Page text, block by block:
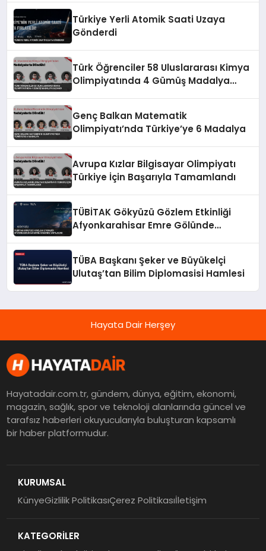
Türkiye Yerli Atomik Saati Uzaya
Gönderdi
Türk Öğrenciler 58 Uluslararası Kimya
Olimpiyatında 4 Gümüş Madalya
Genç Balkan Matematik
Olimpiyatı’nda Türkiye’ye 6 Madalya
Avrupa Kızlar Bilgisayar Olimpiyatı
Türkiye İçin Başarıyla Tamamlandı
TÜBİTAK Gökyüzü Gözlem Etkinliği
Afyonkarahisar Emre Gölünde
TÜBA Başkanı Şeker ve Büyükelçi
Ulutaş’tan Bilim Diplomasisi Hamlesi
Hayata Dair Herşey
Hayatadair.com.tr, gündem, dünya, eğitim, ekonomi,
magazin, sağlık, spor ve teknoloji alanlarında güncel ve
tarafsız haberleri okuyucularıyla buluşturan kapsamlı
bir haber platformudur.
KURUMSAL
KünyeGizlilik PolitikasıÇerez Politikasıİletişim
KATEGORİLER